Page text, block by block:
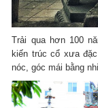
Trải qua hơn 100
kiến trúc cổ xưa
nóc, góc mái bằng